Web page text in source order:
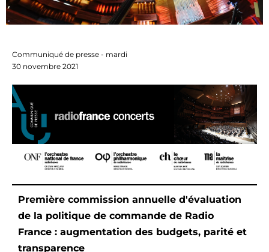
Communiqué de presse - mardi
30 novembre 2021
Première commission annuelle d'évaluation
de la politique de commande de Radio
France : augmentation des budgets, parité et
transparence